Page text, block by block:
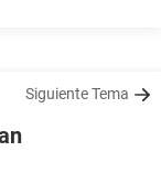
Siguiente Tema